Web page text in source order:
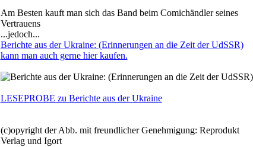
Am Besten kauft man sich das Band beim Comichändler seines
Vertrauens
...jedoch...
Berichte aus der Ukraine: (Erinnerungen an die Zeit der UdSSR)
kann man auch gerne hier kaufen.
LESEPROBE zu Berichte aus der Ukraine
(c)opyright der Abb. mit freundlicher Genehmigung: Reprodukt
Verlag und Igort